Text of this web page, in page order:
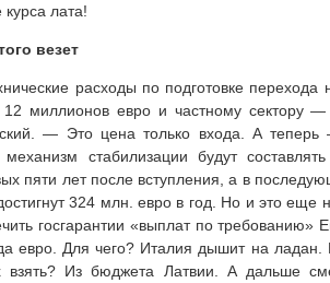
лата!
везет
расходы по подготовке
12 миллионов евро и частному сектору
— Это цена только входа. А
механизм стабилизации будут
пяти лет после вступления, а в
324 млн. евро в год. Но и это еще
госгарантии «выплат по требованию»
евро. Для чего? Италия дышит на ладан.
взять? Из бюджета Латвии. А дальше